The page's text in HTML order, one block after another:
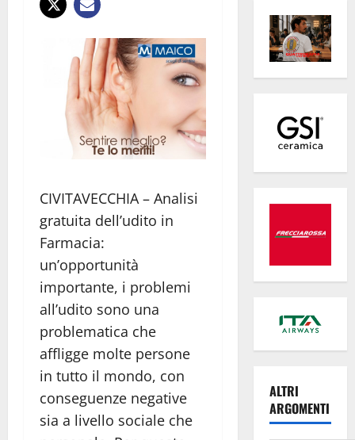
CIVITAVECCHIA – Analisi
gratuita dell’udito in
Farmacia:
un’opportunità
importante, i problemi
all’udito sono una
problematica che
affligge molte persone
in tutto il mondo, con
conseguenze negative
sia a livello sociale che
ALTRI
ARGOMENTI